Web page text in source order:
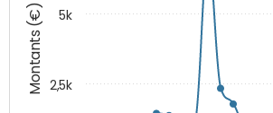
Montants (€) 2,5k
5k